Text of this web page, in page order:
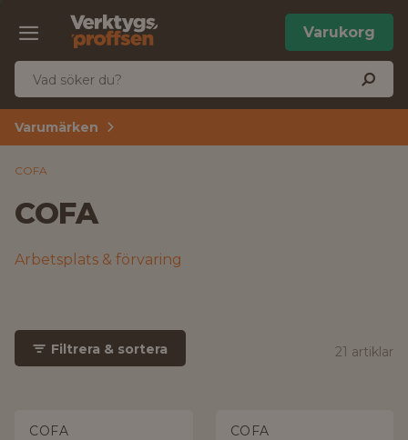
Varukorg
Varumärken
COFA
COFA
Arbetsplats & förvaring
Filtrera & sortera 21 artiklar
COFA COFA